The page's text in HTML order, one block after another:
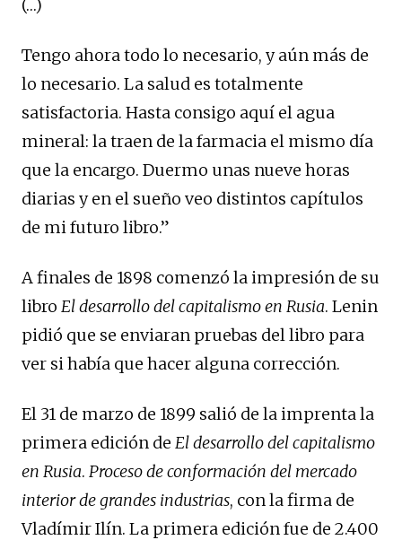
(…)
Tengo ahora todo lo necesario, y aún más de
lo necesario. La salud es totalmente
satisfactoria. Hasta consigo aquí el agua
mineral: la traen de la farmacia el mismo día
que la encargo. Duermo unas nueve horas
diarias y en el sueño veo distintos capítulos
de mi futuro libro.”
A finales de 1898 comenzó la impresión de su
libro El desarrollo del capitalismo en Rusia. Lenin
pidió que se enviaran pruebas del libro para
ver si había que hacer alguna corrección.
El 31 de marzo de 1899 salió de la imprenta la
primera edición de El desarrollo del capitalismo
en Rusia. Proceso de conformación del mercado
interior de grandes industrias, con la firma de
Vladímir Ilín. La primera edición fue de 2.400